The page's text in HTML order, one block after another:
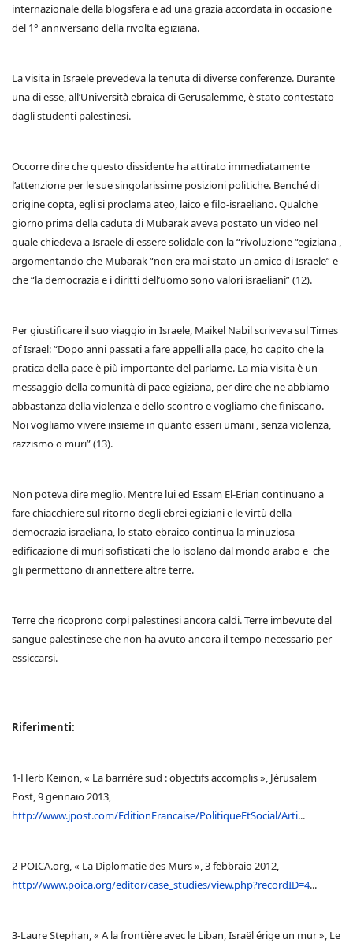
internazionale della blogsfera e ad una grazia accordata in occasione
del 1° anniversario della rivolta egiziana.
La visita in Israele prevedeva la tenuta di diverse conferenze. Durante
una di esse, all’Università ebraica di Gerusalemme, è stato contestato
dagli studenti palestinesi.
Occorre dire che questo dissidente ha attirato immediatamente
l’attenzione per le sue singolarissime posizioni politiche. Benché di
origine copta, egli si proclama ateo, laico e filo-israeliano. Qualche
giorno prima della caduta di Mubarak aveva postato un video nel
quale chiedeva a Israele di essere solidale con la “rivoluzione “egiziana ,
argomentando che Mubarak “non era mai stato un amico di Israele” e
che “la democrazia e i diritti dell’uomo sono valori israeliani” (12).
Per giustificare il suo viaggio in Israele, Maikel Nabil scriveva sul Times
of Israel: “Dopo anni passati a fare appelli alla pace, ho capito che la
pratica della pace è più importante del parlarne. La mia visita è un
messaggio della comunità di pace egiziana, per dire che ne abbiamo
abbastanza della violenza e dello scontro e vogliamo che finiscano.
Noi vogliamo vivere insieme in quanto esseri umani , senza violenza,
razzismo o muri” (13).
Non poteva dire meglio. Mentre lui ed Essam El-Erian continuano a
fare chiacchiere sul ritorno degli ebrei egiziani e le virtù della
democrazia israeliana, lo stato ebraico continua la minuziosa
edificazione di muri sofisticati che lo isolano dal mondo arabo e che
gli permettono di annettere altre terre.
Terre che ricoprono corpi palestinesi ancora caldi. Terre imbevute del
sangue palestinese che non ha avuto ancora il tempo necessario per
essiccarsi.
Riferimenti:
1-Herb Keinon, « La barrière sud : objectifs accomplis », Jérusalem
Post, 9 gennaio 2013,
http://www.jpost.com/EditionFrancaise/PolitiqueEtSocial/Arti...
2-POICA.org, « La Diplomatie des Murs », 3 febbraio 2012,
http://www.poica.org/editor/case_studies/view.php?recordID=4...
3-Laure Stephan, « A la frontière avec le Liban, Israël érige un mur », Le